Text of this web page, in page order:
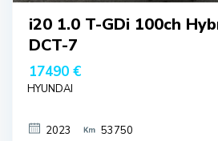
i20 1.0 T-GDi 100ch
DCT-7
17490 €
HYUNDAI
2023 53750